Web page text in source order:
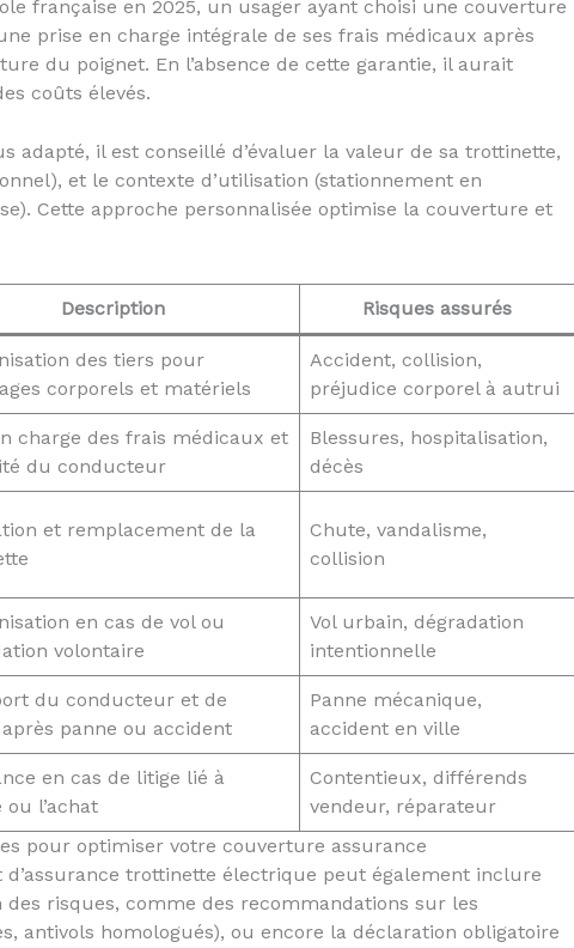
française en 2025, un usager ayant choisi une couverture
prise en charge intégrale de ses frais médicaux après
du poignet. En l’absence de cette garantie, il aurait
coûts élevés.
adapté, il est conseillé d’évaluer la valeur de sa trottinette,
et le contexte d’utilisation (stationnement en
Cette approche personnalisée optimise la couverture et
Description Risques assurés
des tiers pour
corporels et matériels
Accident, collision,
préjudice corporel à autrui
charge des frais médicaux et
du conducteur
Blessures, hospitalisation,
décès
et remplacement de la
Chute, vandalisme,
collision
en cas de vol ou
volontaire
Vol urbain, dégradation
intentionnelle
du conducteur et de
après panne ou accident
Panne mécanique,
accident en ville
en cas de litige lié à
ou l’achat
Contentieux, différends
vendeur, réparateur
pour optimiser votre couverture assurance
trottinette électrique peut également inclure
des risques, comme des recommandations sur les
antivols homologués), ou encore la déclaration obligatoire